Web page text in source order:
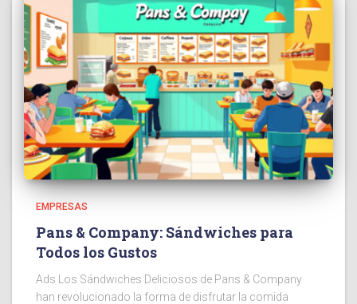
EMPRESAS
Pans & Company: Sándwiches para
Todos los Gustos
Ads Los Sándwiches Deliciosos de Pans & Company
han revolucionado la forma de disfrutar la comida